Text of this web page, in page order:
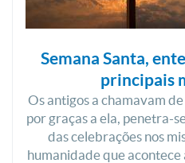
Semana Santa,
principais
Os antigos a chamavam
por graças a ela, penetra-
das celebrações nos
humanidade que